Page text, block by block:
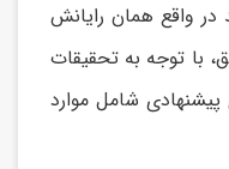
در واقع همان رایانش
با توجه به تحقیقات
شامل موارد